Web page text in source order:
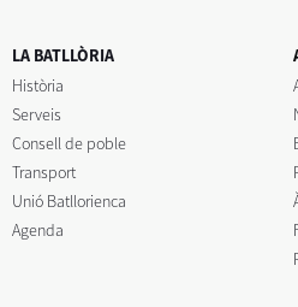
LA BATLLÒRIA
Història
Serveis
Consell de poble
Transport
Unió Batllorienca
Agenda